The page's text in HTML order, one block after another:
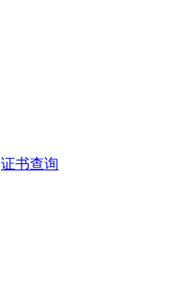
证书查询